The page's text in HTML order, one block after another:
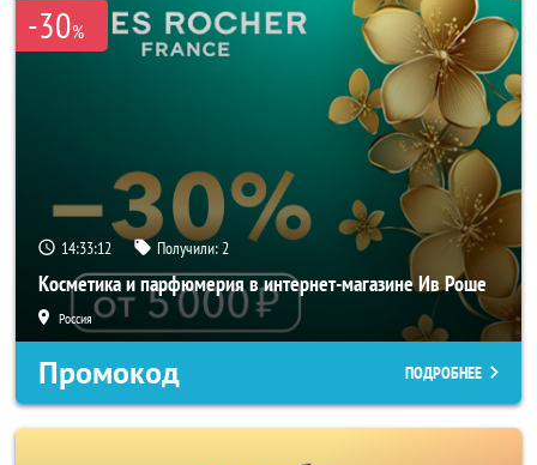
-30%
14:33:10 Получили:2
Косметика и парфюмерия в интернет-магазине Ив Роше
Россия
Промокод ПОДРОБНЕЕ